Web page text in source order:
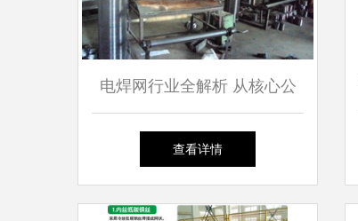
电焊网行业全解析 从核心公
式到优质生产厂家
查看详情